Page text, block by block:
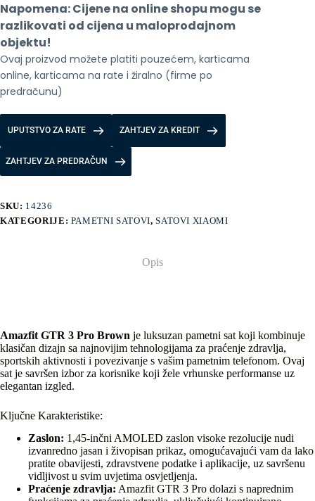
Napomena: Cijene na online shopu mogu se
razlikovati od cijena u maloprodajnom
objektu!
Ovaj proizvod možete platiti pouzećem, karticama
online, karticama na rate i žiralno (firme po
predračunu)
UPUTSTVO ZA RATE ZAHTJEV ZA KREDIT
ZAHTJEV ZA PREDRAČUN
SKU: 14236
KATEGORIJE: PAMETNI SATOVI,SATOVI XIAOMI
Opis
Amazfit GTR 3 Pro Brown je luksuzan pametni sat koji kombinuje
klasičan dizajn sa najnovijim tehnologijama za praćenje zdravlja,
sportskih aktivnosti i povezivanje s vašim pametnim telefonom. Ovaj
sat je savršen izbor za korisnike koji žele vrhunske performanse uz
elegantan izgled.
Ključne Karakteristike:
Zaslon: 1,45-inčni AMOLED zaslon visoke rezolucije nudi
izvanredno jasan i živopisan prikaz, omogućavajući vam da lako
pratite obavijesti, zdravstvene podatke i aplikacije, uz savršenu
vidljivost u svim uvjetima osvjetljenja.
Praćenje zdravlja: Amazfit GTR 3 Pro dolazi s naprednim